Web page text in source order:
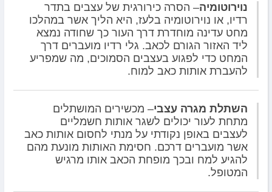
נוירוטומיה– הסרה כירורגית של עצבים בתדר
רדיו, או נוירוטומיה בלעז, היא הליך אשר במהלכו
מחט עדינה מוחדרת דרך העור כך שחודה נמצא
ליד האזור הגורם לכאב. גלי רדיו מועברים דרך
המחט כדי לפגוע בעצבים הסמוכים, מה שמפריע
להעברת אותות כאב למוח.
השתלת מגרה עצבי– מכשירים המושתלים
מתחת לעור יכולים לשגר אותות חשמליים
לעצבים באופן נקודתי על מנתי לחסום אותות כאב
אשר מועברים דרכם. חסימת האותות מונעת מהם
להגיע למח ובכך מופחת הכאב אותו מרגיש
המטופל.